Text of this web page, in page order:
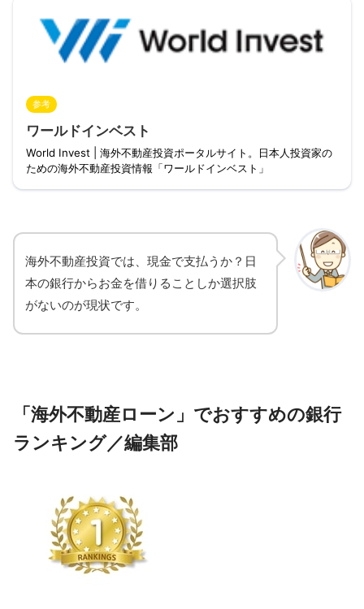
参考
ワールドインベスト
World Invest | 海外不動産投資ポータルサイト。日本人投資家の
ための海外不動産投資情報「ワールドインベスト」
海外不動産投資では、現金で支払うか？日
本の銀行からお金を借りることしか選択肢
がないのが現状です。
「海外不動産ローン」でおすすめの銀行
ランキング／編集部